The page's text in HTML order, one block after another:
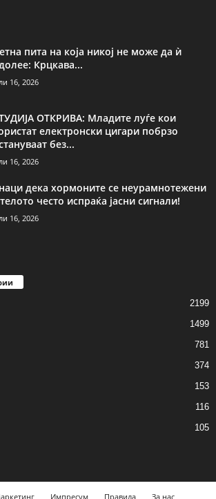
пита на која никој не може да ѝ
Крцкава...
16, 2026
ОТКРИВА: Младите луѓе кои
електронски цигари побрзо
без...
16, 2026
дека хормоните се неурамнотежени
често испраќа јасни сигнали!
16, 2026
2199
1499
781
374
153
116
105
Импресум Правила За нас